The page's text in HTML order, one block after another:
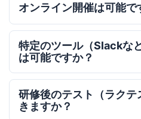
オンライン開催は可能で
特定のツール（Slackな
は可能ですか？
研修後のテスト（ラク
きますか？